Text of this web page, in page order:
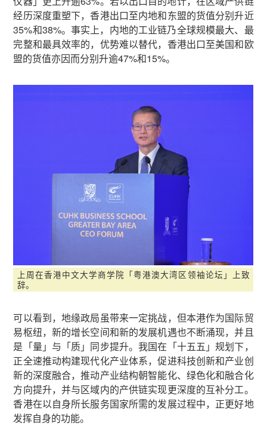
经历深度重塑下，香港出口至内地和东盟的货值分别升近
35%和38%。事实上，内地的工业链乃全球规模最大、最
完整和最具效率的，优势难以替代，香港出口至美国和欧
盟的货值亦因而分别升逾47%和15%。
上周在香港中文大学商学院「粤港澳大湾区领袖论坛」上致
辞。
可以看到，地缘政局虽带来一定挑战，但本港作为国际贸
易枢纽，新的增长空间和新的发展机遇也不断涌现，并且
是「量」与「质」同步提升。我国在「十五五」规划下，
正全速推动构建现代化产业体系，促进科技创新和产业创
新的深度融合，推动产业结构朝智能化、绿色化和融合化
方向提升，并与区域内的产供链实现更深度的互补分工。
香港在以自身所长服务国家所需的发展过程中，正更好地
发挥自身的功能。